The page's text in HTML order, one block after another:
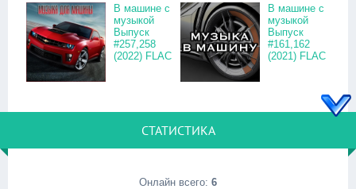
В машине с
музыкой
Выпуск
#257,258
(2022) FLAC
В машине с
музыкой
Выпуск
#161,162
(2021) FLAC
СТАТИСТИКА
Онлайн всего: 6